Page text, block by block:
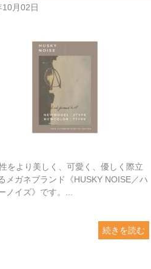
月02日
をより美しく、可愛く、優しく際立
メガネブランド《HUSKY NOISE／ハ
ノイズ》です。...
続きを読む